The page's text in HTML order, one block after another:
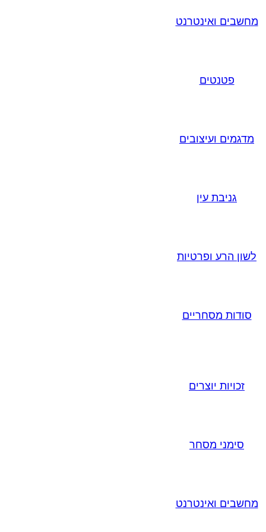
מחשבים ואינטרנט
פטנטים
מדגמים ועיצובים
גניבת עין
לשון הרע ופרטיות
סודות מסחריים
זכויות יוצרים
סימני מסחר
מחשבים ואינטרנט